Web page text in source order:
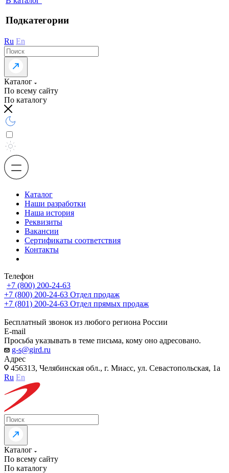
Подкатегории
Ru En
Каталог
По всему сайту
По каталогу
Каталог
Наши разработки
Наша история
Реквизиты
Вакансии
Сертификаты соответствия
Контакты
Телефон
+7 (800) 200-24-63
+7 (800) 200-24-63 Отдел продаж
+7 (801) 200-24-63 Отдел прямых продаж
Бесплатный звонок из любого региона России
E-mail
Просьба указывать в теме письма, кому оно адресовано.
g-s@gird.ru
Адрес
456313, Челябинская обл., г. Миасс, ул. Севастопольская, 1а
Ru En
Каталог
По всему сайту
По каталогу